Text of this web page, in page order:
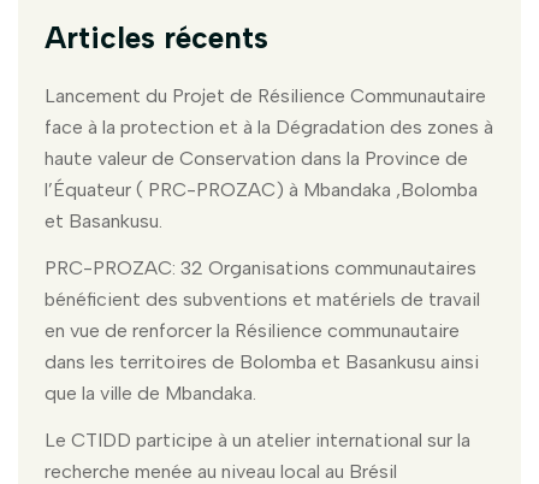
Articles récents
Lancement du Projet de Résilience Communautaire
face à la protection et à la Dégradation des zones à
haute valeur de Conservation dans la Province de
l’Équateur ( PRC-PROZAC) à Mbandaka ,Bolomba
et Basankusu.
PRC-PROZAC: 32 Organisations communautaires
bénéficient des subventions et matériels de travail
en vue de renforcer la Résilience communautaire
dans les territoires de Bolomba et Basankusu ainsi
que la ville de Mbandaka.
Le CTIDD participe à un atelier international sur la
recherche menée au niveau local au Brésil